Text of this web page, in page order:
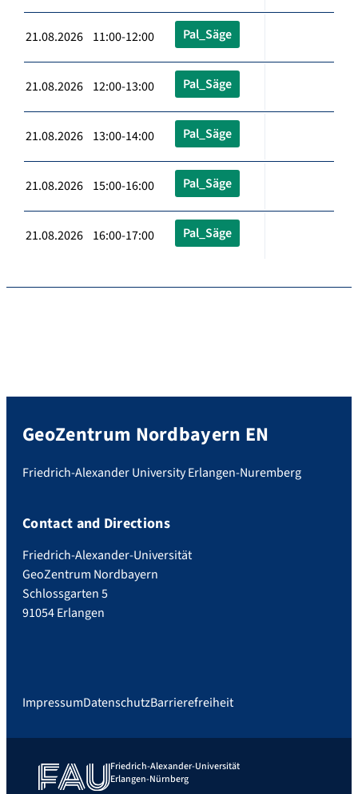
21.08.2026 11:00-12:00 Pal_Säge
21.08.2026 12:00-13:00 Pal_Säge
21.08.2026 13:00-14:00 Pal_Säge
21.08.2026 15:00-16:00 Pal_Säge
21.08.2026 16:00-17:00 Pal_Säge
GeoZentrum Nordbayern EN
Friedrich-Alexander University Erlangen-Nuremberg
Contact and Directions
Friedrich-Alexander-Universität
GeoZentrum Nordbayern
Schlossgarten 5
91054 Erlangen
ImpressumDatenschutzBarrierefreiheit
Friedrich-Alexander-Universität
Erlangen-Nürnberg